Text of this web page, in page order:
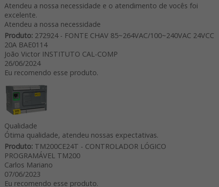
Atendeu a nossa necessidade e o atendimento de vocês foi
excelente.
Atendeu a nossa necessidade
Produto:272924 - FONTE CHAV 85~264VAC/100~240VAC 24VCC
20A BAE0114
João Victor INSTITUTO CAL-COMP
26/06/2024
Eu recomendo esse produto.
Qualidade
Ótima qualidade, atendeu nossas expectativas.
Produto:TM200CE24T - CONTROLADOR LÓGICO
PROGRAMÁVEL TM200
Carlos Mariano
07/06/2023
Eu recomendo esse produto.